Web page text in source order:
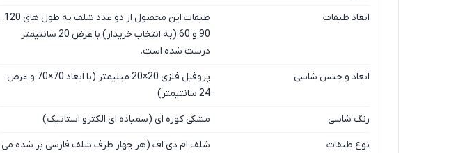
ابعاد طبقات
طبقات این محصول از دو عدد شلف به طول های 120 ،
90 و 60 (به انتخاب خریدار) با عرض 20 سانتیمتر
درست شده است.
ابعاد و جنس شاسی
پروفیل فلزی 20×20 میلیمتر (با ابعاد 70×70 و عرض
24 سانتیمتر)
رنگ شاسی مشکی کوره ای (سمباده ای الکترو استاتیک)
نوع طبقات
شلف ام دی اف (هر چهار طرف شلف فارسی بر شده می